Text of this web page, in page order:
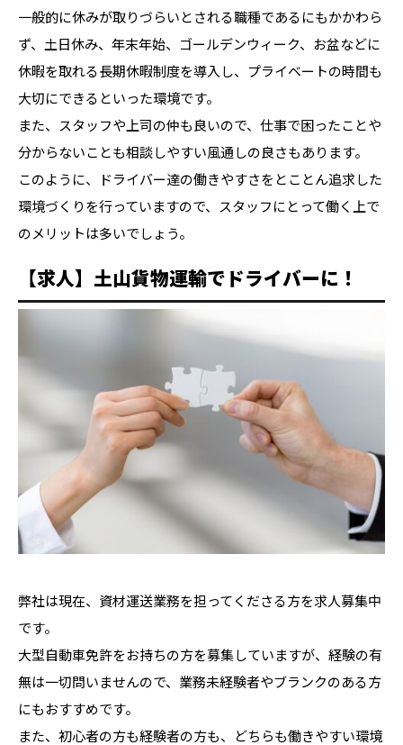
一般的に休みが取りづらいとされる職種であるにもかかわら
ず、土日休み、年末年始、ゴールデンウィーク、お盆などに
休暇を取れる長期休暇制度を導入し、プライベートの時間も
大切にできるといった環境です。
また、スタッフや上司の仲も良いので、仕事で困ったことや
分からないことも相談しやすい風通しの良さもあります。
このように、ドライバー達の働きやすさをとことん追求した
環境づくりを行っていますので、スタッフにとって働く上で
のメリットは多いでしょう。
【求人】土山貨物運輸でドライバーに！
弊社は現在、資材運送業務を担ってくださる方を求人募集中
です。
大型自動車免許をお持ちの方を募集していますが、経験の有
無は一切問いませんので、業務未経験者やブランクのある方
にもおすすめです。
また、初心者の方も経験者の方も、どちらも働きやすい環境